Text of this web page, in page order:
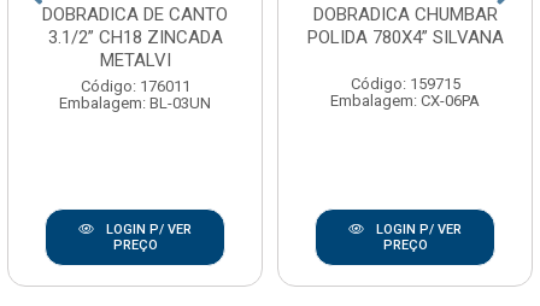
DOBRADICA DE CANTO
3.1/2” CH18 ZINCADA
METALVI
Código: 176011
Embalagem: BL-03UN
LOGIN P/ VER
PREÇO
DOBRADICA CHUMBAR
POLIDA 780X4” SILVANA
Código: 159715
Embalagem: CX-06PA
LOGIN P/ VER
PREÇO